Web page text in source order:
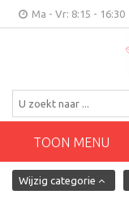
Ma - Vr: 8:15 - 16:30
TOON MENU
Wijzig categorie